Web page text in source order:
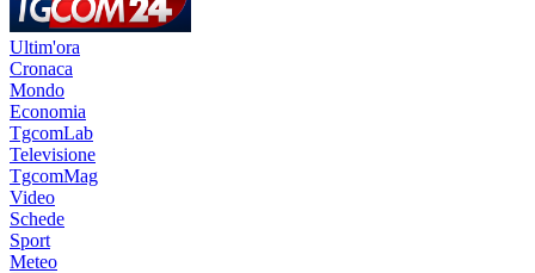
Ultim'ora
Cronaca
Mondo
Economia
TgcomLab
Televisione
TgcomMag
Video
Schede
Sport
Meteo